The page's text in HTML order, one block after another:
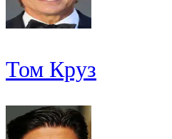
Том Круз